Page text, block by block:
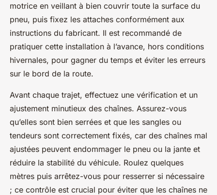
motrice en veillant à bien couvrir toute la surface du
pneu, puis fixez les attaches conformément aux
instructions du fabricant. Il est recommandé de
pratiquer cette installation à l’avance, hors conditions
hivernales, pour gagner du temps et éviter les erreurs
sur le bord de la route.
Avant chaque trajet, effectuez une vérification et un
ajustement minutieux des chaînes. Assurez-vous
qu’elles sont bien serrées et que les sangles ou
tendeurs sont correctement fixés, car des chaînes mal
ajustées peuvent endommager le pneu ou la jante et
réduire la stabilité du véhicule. Roulez quelques
mètres puis arrêtez-vous pour resserrer si nécessaire
; ce contrôle est crucial pour éviter que les chaînes ne